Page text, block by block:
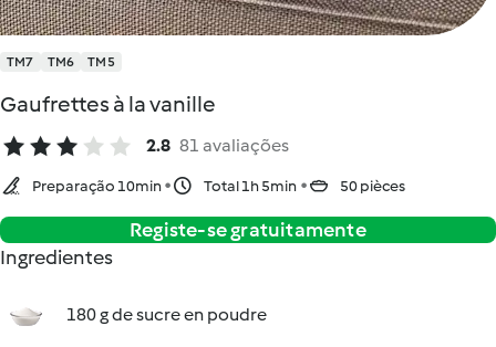
TM7 TM6 TM5
Gaufrettes à la vanille
2.8 81 avaliações
Preparação 10min Total 1h 5min 50 pièces
Registe-se gratuitamente
Ingredientes
180 g de sucre en poudre